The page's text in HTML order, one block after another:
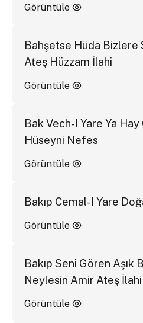
Görüntüle
Bahşetse Hüda Bizlere
Ateş Hüzzam İlahi
Görüntüle
Bak Vech-I Yare Ya
Hüseyni Nefes
Görüntüle
Bakıp Cemal-I Yare
Görüntüle
Bakıp Seni Gören Aşık
Neylesin Amir Ateş İlahi
Görüntüle